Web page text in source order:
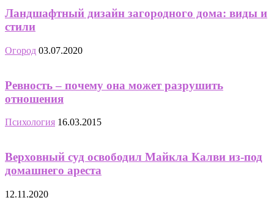
Ландшафтный дизайн загородного дома: виды и
стили
Огород 03.07.2020
Ревность – почему она может разрушить
отношения
Психология 16.03.2015
Верховный суд освободил Майкла Калви из-под
домашнего ареста
12.11.2020